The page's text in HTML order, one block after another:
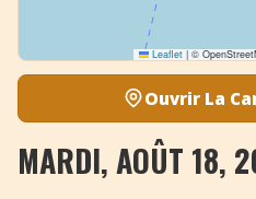
Leaflet |©
Ouvrir La
MARDI, AOÛT 18,